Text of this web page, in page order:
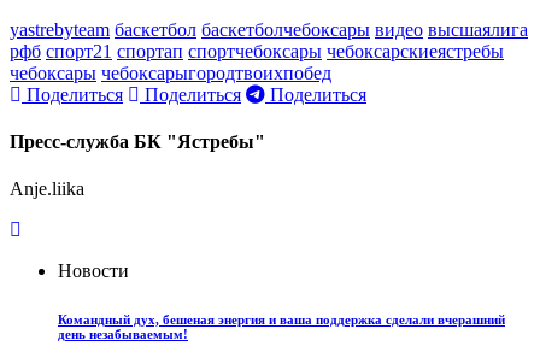
yastrebyteam баскетбол баскетболчебоксары видео высшаялига
рфб спорт21 спортап спортчебоксары чебоксарскиеястребы
чебоксары чебоксарыгородтвоихпобед
Поделиться
Поделиться Поделиться
Пресс-служба БК "Ястребы"
Anje.liika
Новости
Командный дух, бешеная энергия и ваша поддержка сделали вчерашний
день незабываемым!